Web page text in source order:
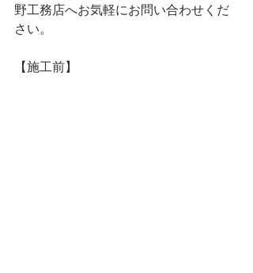
野工務店へお気軽にお問い合わせくだ
さい。
【施工前】